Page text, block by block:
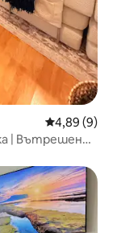
Средна
4,89 (9)
| Вътрешен